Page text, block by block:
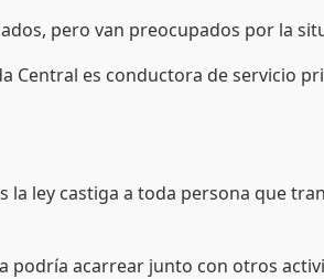
pero van preocupados por la
Central es conductora de servicio
ley castiga a toda persona que
podría acarrear junto con otros